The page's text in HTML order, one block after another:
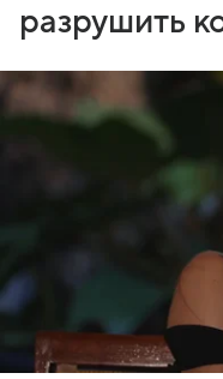
разрушить